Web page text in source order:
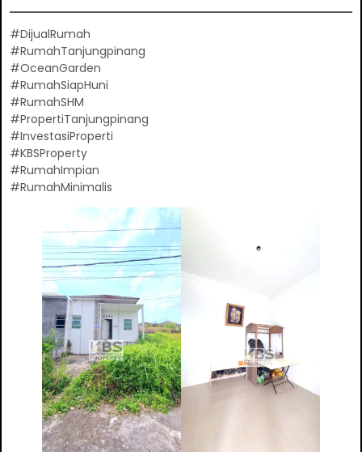
#DijualRumah
#RumahTanjungpinang
#OceanGarden
#RumahSiapHuni
#RumahSHM
#PropertiTanjungpinang
#InvestasiProperti
#KBSProperty
#RumahImpian
#RumahMinimalis